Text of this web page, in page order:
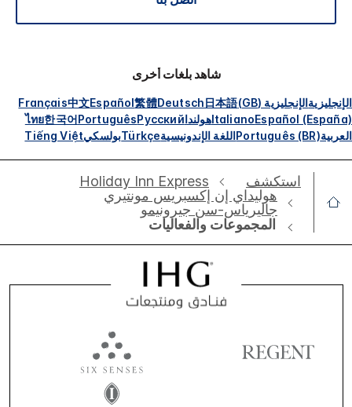
شاهد بلغات أخرى
الإنجليزيةالإنجليزية (GB) 日本語
Deutsch
繁體
Español
中文
Français
Español (España)
ItalianoهولنداРусский
Português
한국어
ไทย
العربيةPortuguês (BR)اللغة الإندونيسيةTürkçeبولسكيTiếng Việt
استكشف
Holiday Inn Express
هوليداي إن إكسبريس مونتيري
جاليرياس-سن جيرونيمو
المجموعات والفعاليات